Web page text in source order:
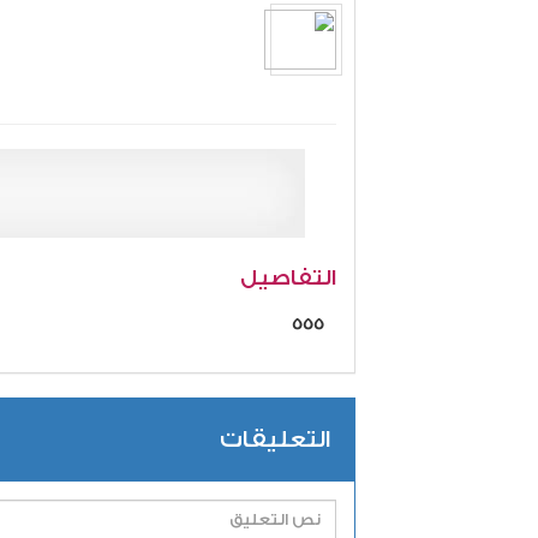
التفاصيل
555
التعليقات